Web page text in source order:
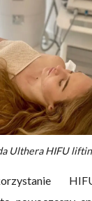
Ulthera HIFU